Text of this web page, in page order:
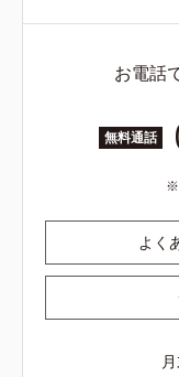
お電話
無料通話
よく